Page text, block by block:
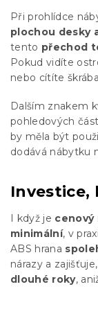
Při prohlídce
plochou desky
tento přechod
Pokud vidíte
nebo cítíte
Dalším znakem
pohledových
by měla být
dodává nábytku
Investice,
I když je cenový
minimální, v
ABS hrana
nárazy a
dlouhé roky,